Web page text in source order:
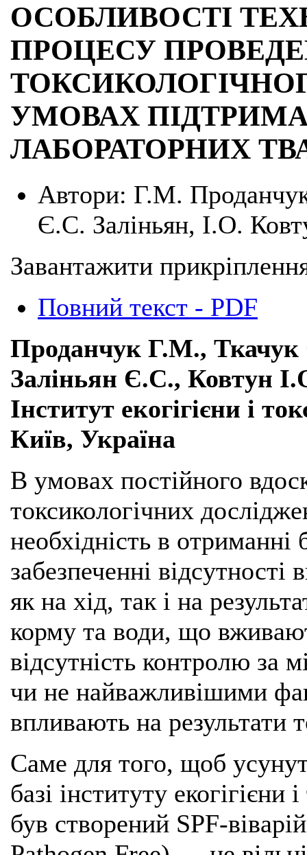
ОСОБЛИВОСТІ
ПРОЦЕСУ
УМОВАХ
ЛАБОРАТОРНИХ
Автори: Г.М.
Є.С. Заліньян, І.О.
Завантажити
Повний текст - PDF
Проданчук Г.М.,
Заліньян Є.С., Ковтун
Інститут екогігієни і
Київ, Україна
В умовах постійного
токсикологічних
необхідність в отриманні
забезпеченні
як на хід, так і на
корму та води, що
відсутність контролю за
чи не найважливішими
впливають на результати
Саме для того, щоб
базі інституту
був створений SPF-